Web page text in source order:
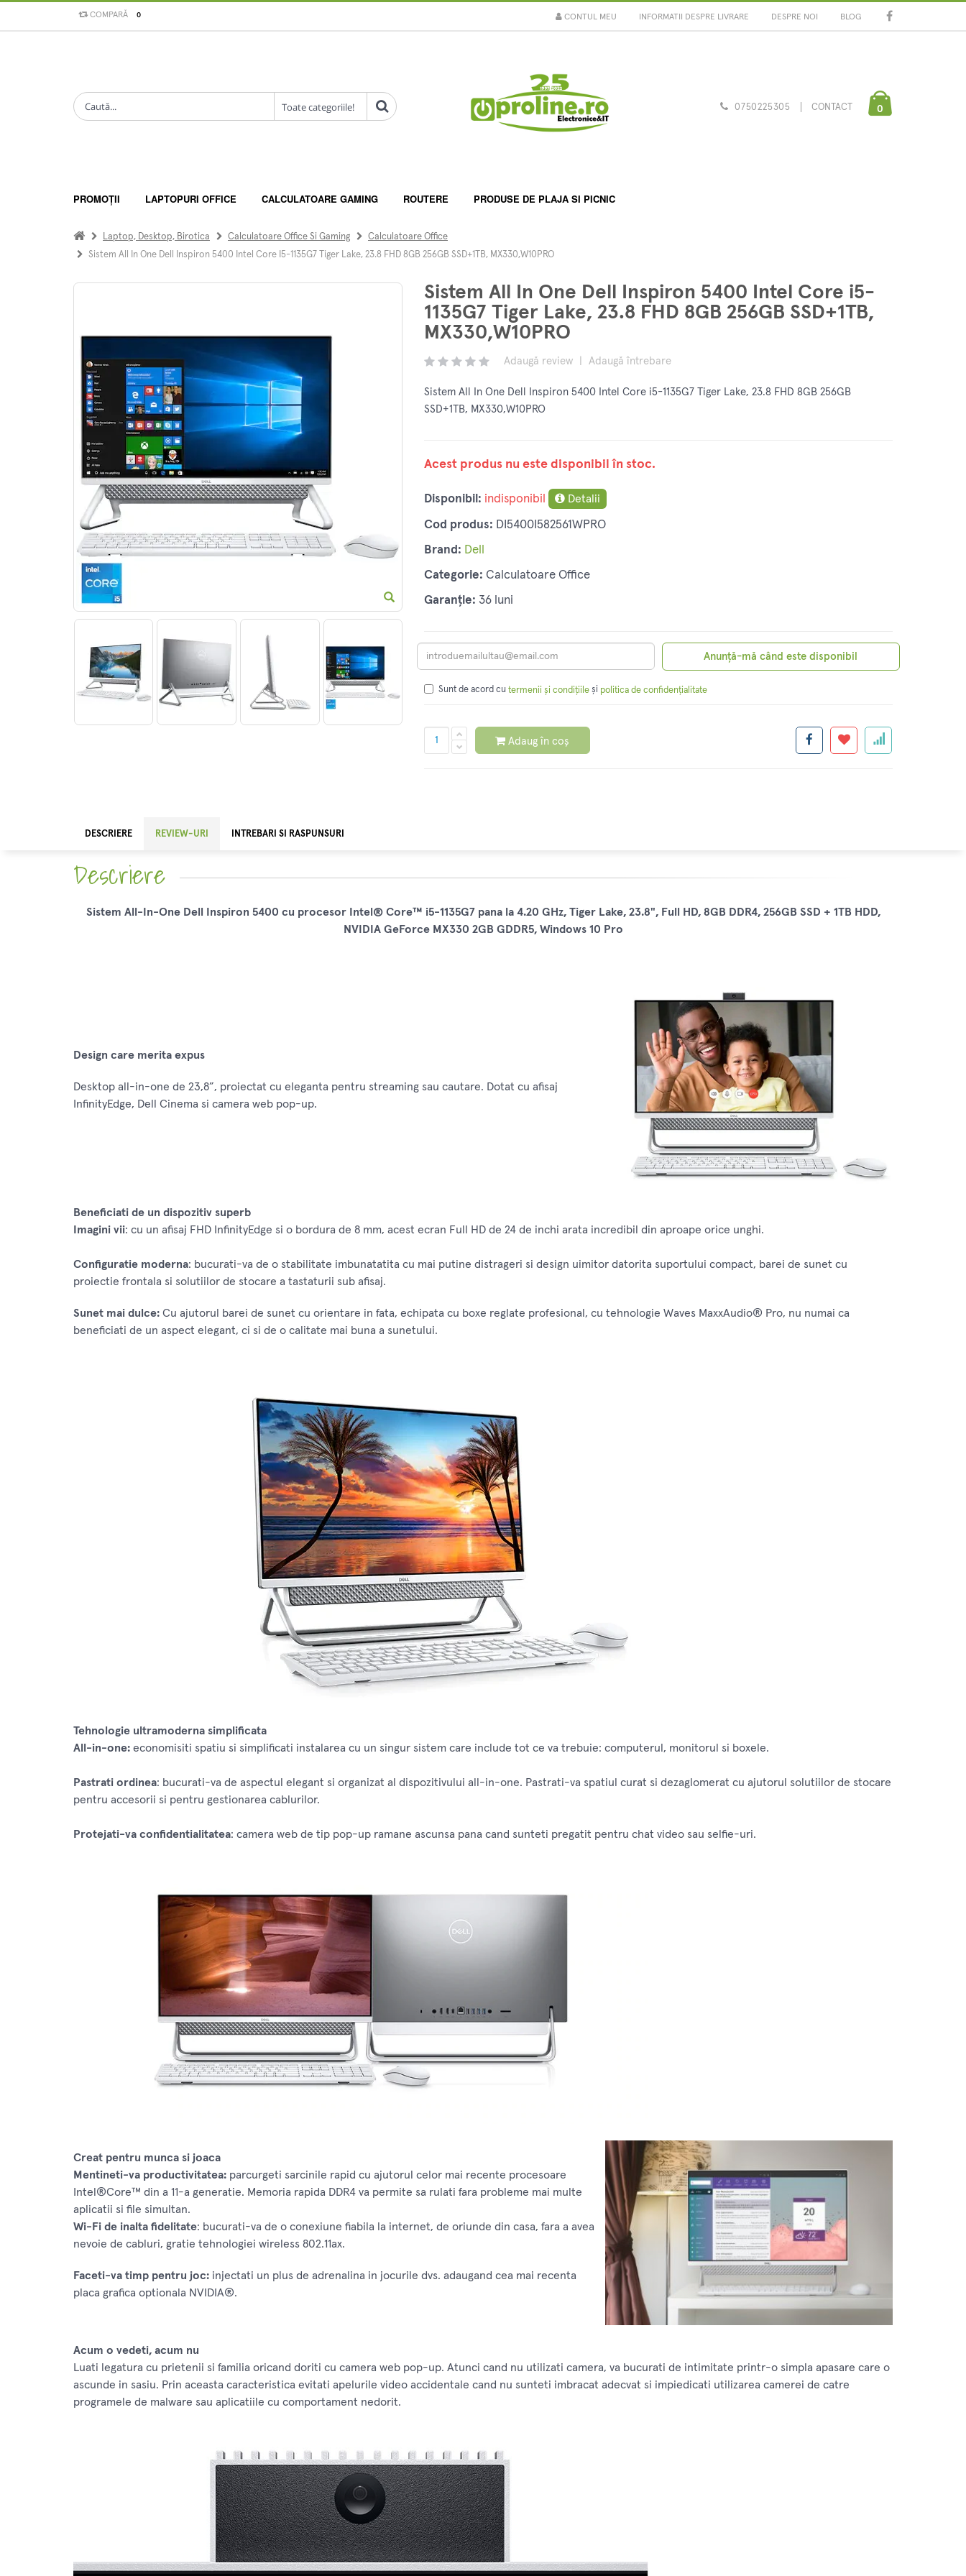
COMPARĂ 0 INFORMATII DESPRE LIVRARE DESPRE NOI BLOG
CONTUL MEU
0750225305 CONTACT 0
PROMOȚII LAPTOPURI OFFICE CALCULATOARE GAMING ROUTERE PRODUSE DE PLAJA SI PICNIC
Laptop, Desktop, Birotica Calculatoare Office Si Gaming
Calculatoare Office
Sistem All In One Dell Inspiron 5400 Intel Core I5-1135G7 Tiger Lake, 23.8 FHD 8GB 256GB SSD+1TB, MX330,W10PRO
Sistem All In One Dell Inspiron 5400 Intel Core i5-
1135G7 Tiger Lake, 23.8 FHD 8GB 256GB SSD+1TB,
MX330,W10PRO
Adaugă review Adaugă întrebare
Sistem All In One Dell Inspiron 5400 Intel Core i5-1135G7 Tiger Lake, 23.8 FHD 8GB 256GB
SSD+1TB, MX330,W10PRO
Acest produs nu este disponibil în stoc.
Disponibil: indisponibil Detalii
Cod produs: DI5400I582561WPRO
Brand: Dell
Categorie: Calculatoare Office
Garanție: 36 luni
Anunță-mă când este disponibil
Sunt de acord cu termenii și condițiileși politica de confidențialitate
Adaug în coș
DESCRIERE REVIEW-URI INTREBARI SI RASPUNSURI
Descriere
Sistem All-In-One Dell Inspiron 5400 cu procesor Intel® Core™ i5-1135G7 pana la 4.20 GHz, Tiger Lake, 23.8", Full HD, 8GB DDR4, 256GB SSD + 1TB HDD,
NVIDIA GeForce MX330 2GB GDDR5, Windows 10 Pro
Design care merita expus
Desktop all-in-one de 23,8”, proiectat cu eleganta pentru streaming sau cautare. Dotat cu afisaj
InfinityEdge, Dell Cinema si camera web pop-up.
Beneficiati de un dispozitiv superb
Imagini vii: cu un afisaj FHD InfinityEdge si o bordura de 8 mm, acest ecran Full HD de 24 de inchi arata incredibil din aproape orice unghi.
Configuratie moderna: bucurati-va de o stabilitate imbunatatita cu mai putine distrageri si design uimitor datorita suportului compact, barei de sunet cu
proiectie frontala si solutiilor de stocare a tastaturii sub afisaj.
Sunet mai dulce: Cu ajutorul barei de sunet cu orientare in fata, echipata cu boxe reglate profesional, cu tehnologie Waves MaxxAudio® Pro, nu numai ca
beneficiati de un aspect elegant, ci si de o calitate mai buna a sunetului.
Tehnologie ultramoderna simplificata
All-in-one: economisiti spatiu si simplificati instalarea cu un singur sistem care include tot ce va trebuie: computerul, monitorul si boxele.
Pastrati ordinea: bucurati-va de aspectul elegant si organizat al dispozitivului all-in-one. Pastrati-va spatiul curat si dezaglomerat cu ajutorul solutiilor de stocare
pentru accesorii si pentru gestionarea cablurilor.
Protejati-va confidentialitatea: camera web de tip pop-up ramane ascunsa pana cand sunteti pregatit pentru chat video sau selfie-uri.
Creat pentru munca si joaca
Mentineti-va productivitatea: parcurgeti sarcinile rapid cu ajutorul celor mai recente procesoare
Intel®Core™ din a 11-a generatie. Memoria rapida DDR4 va permite sa rulati fara probleme mai multe
aplicatii si file simultan.
Wi-Fi de inalta fidelitate: bucurati-va de o conexiune fiabila la internet, de oriunde din casa, fara a avea
nevoie de cabluri, gratie tehnologiei wireless 802.11ax.
Faceti-va timp pentru joc: injectati un plus de adrenalina in jocurile dvs. adaugand cea mai recenta
placa grafica optionala NVIDIA®.
Acum o vedeti, acum nu
Luati legatura cu prietenii si familia oricand doriti cu camera web pop-up. Atunci cand nu utilizati camera, va bucurati de intimitate printr-o simpla apasare care o
ascunde in sasiu. Prin aceasta caracteristica evitati apelurile video accidentale cand nu sunteti imbracat adecvat si impiedicati utilizarea camerei de catre
programele de malware sau aplicatiile cu comportament nedorit.